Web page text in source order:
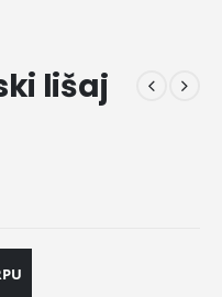
lišaj